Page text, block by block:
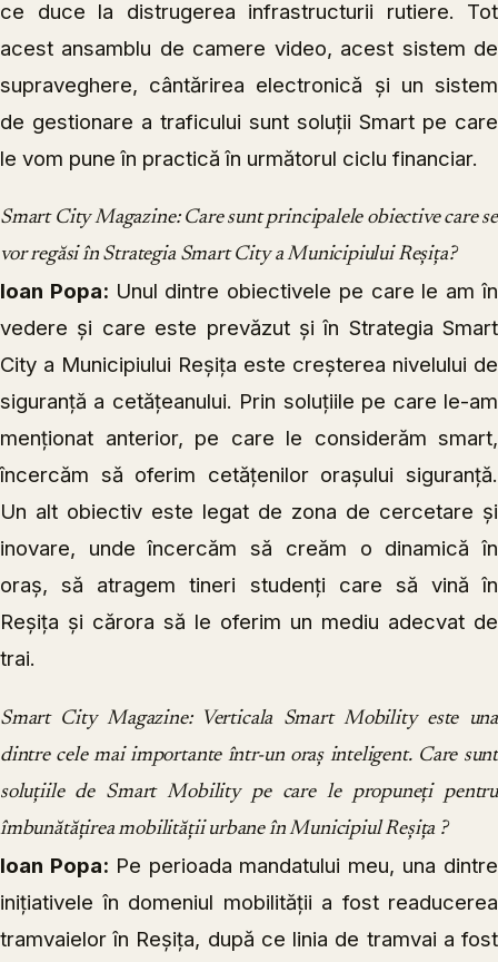
ce duce la distrugerea infrastructurii rutiere. Tot
acest ansamblu de camere video, acest sistem de
supraveghere, cântărirea electronică și un sistem
de gestionare a traficului sunt soluții Smart pe care
le vom pune în practică în următorul ciclu financiar.
Smart City Magazine: Care sunt principalele obiective care se
vor regăsi în Strategia Smart City a Municipiului Reșița?
Ioan Popa: Unul dintre obiectivele pe care le am în
vedere și care este prevăzut și în Strategia Smart
City a Municipiului Reșița este creșterea nivelului de
siguranță a cetățeanului. Prin soluțiile pe care le-am
menționat anterior, pe care le considerăm smart,
încercăm să oferim cetățenilor orașului siguranță.
Un alt obiectiv este legat de zona de cercetare și
inovare, unde încercăm să creăm o dinamică în
oraș, să atragem tineri studenți care să vină în
Reșița și cărora să le oferim un mediu adecvat de
trai.
Smart City Magazine: Verticala Smart Mobility este una
dintre cele mai importante într-un oraș inteligent. Care sunt
soluțiile de Smart Mobility pe care le propuneți pentru
îmbunătățirea mobilității urbane în Municipiul Reșița ?
Ioan Popa: Pe perioada mandatului meu, una dintre
inițiativele în domeniul mobilității a fost readucerea
tramvaielor în Reșița, după ce linia de tramvai a fost